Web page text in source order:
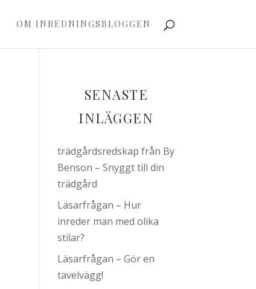
OM INREDNINGSBLOGGEN
SENASTE
INLÄGGEN
trädgårdsredskap från By
Benson – Snyggt till din
trädgård
Läsarfrågan – Hur
inreder man med olika
stilar?
Läsarfrågan – Gör en
tavelvägg!